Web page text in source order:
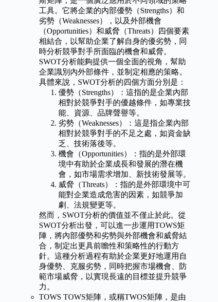
工具。它將企業的內部優勢（Strengths）和
劣勢（Weaknesses），以及外部機會
（Opportunities）和威脅（Threats）四個要素
相結合，以幫助企業了解自身的優劣勢，同
時分析競爭對手所面臨的機會和威脅。
SWOT分析能夠提供一個全面的視角，幫助
企業識別內外部條件，並制定相應的策略。
具體來說，SWOT分析的四個方面分別是：
優勢（Strengths）：這指的是企業內部
相對於競爭對手的優越條件，如專業技
能、資源、品牌聲譽等。
劣勢（Weaknesses）：這是指企業內部
相對於競爭對手的不足之處，如資金缺
乏、技術落後等。
機會（Opportunities）：指的是外部環
境中有助於企業成長和發展的潛在機
會，如市場需求增加、新技術發展等。
威脅（Threats）：指的是外部環境中可
能對企業造成危害的因素，如競爭加
劇、法規變更等。
然而，SWOT分析的價值並不僅止於此。從
SWOT分析出發，可以進一步運用TOWS矩
陣，將內部優勢和劣勢與外部機會和威脅結
合，制定出更具前瞻性和策略性的行動方
針。這種分析過程有助於企業更好地運用自
身優勢、克服劣勢，同時把握市場機會、防
範市場威脅，以實現長遠的目標並提升競爭
力。
TOWS TOWS矩陣，或稱TWOS矩陣，是由